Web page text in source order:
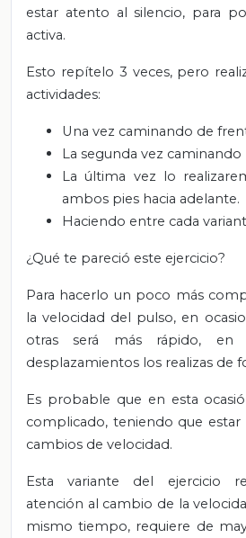
estar atento al silencio, para
activa.
Esto repítelo 3 veces, pero
actividades:
Una vez caminando de
La segunda vez caminando
La última vez lo
ambos pies hacia adelante.
Haciendo entre cada
¿Qué te pareció este ejercicio?
Para hacerlo un poco más
la velocidad del pulso, en
otras será más rápido, en
desplazamientos los realizas de
Es probable que en esta
complicado, teniendo que
cambios de velocidad.
Esta variante del ejercicio
atención al cambio de la
mismo tiempo, requiere de